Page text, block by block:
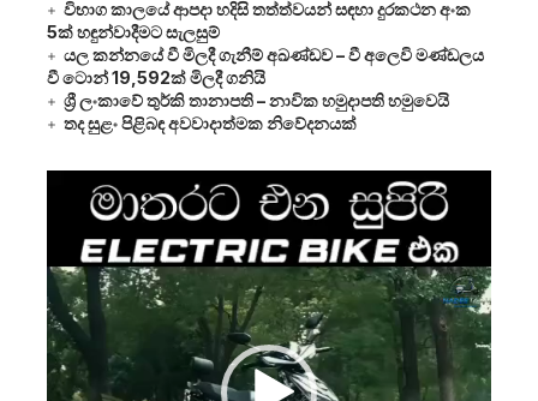
විභාග කාලයේ ආපදා හදිසි තත්ත්වයන් සඳහා දුරකථන අංක
5ක් හඳුන්වාදීමට සැලසුම්
යල කන්නයේ වී මිලදී ගැනීම් අඛණ්ඩව – වී අලෙවි මණ්ඩලය
වී ටොන් 19,592ක් මිලදී ගනියි
ශ්‍රී ලංකාවේ තුර්කි තානාපති – නාවික හමුදාපති හමුවෙයි
තද සුළං පිළිබඳ අවවාදාත්මක නිවේදනයක්
Player